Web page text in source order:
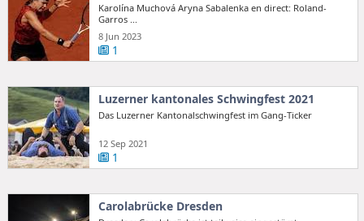
Karolína Muchová Aryna Sabalenka en direct: Roland-
Garros ...
8 Jun 2023
1
Luzerner kantonales Schwingfest 2021
Das Luzerner Kantonalschwingfest im Gang-Ticker
12 Sep 2021
1
Carolabrücke Dresden